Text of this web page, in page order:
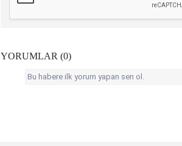
YORUMLAR (0)
Bu habere ilk yorum yapan sen ol.